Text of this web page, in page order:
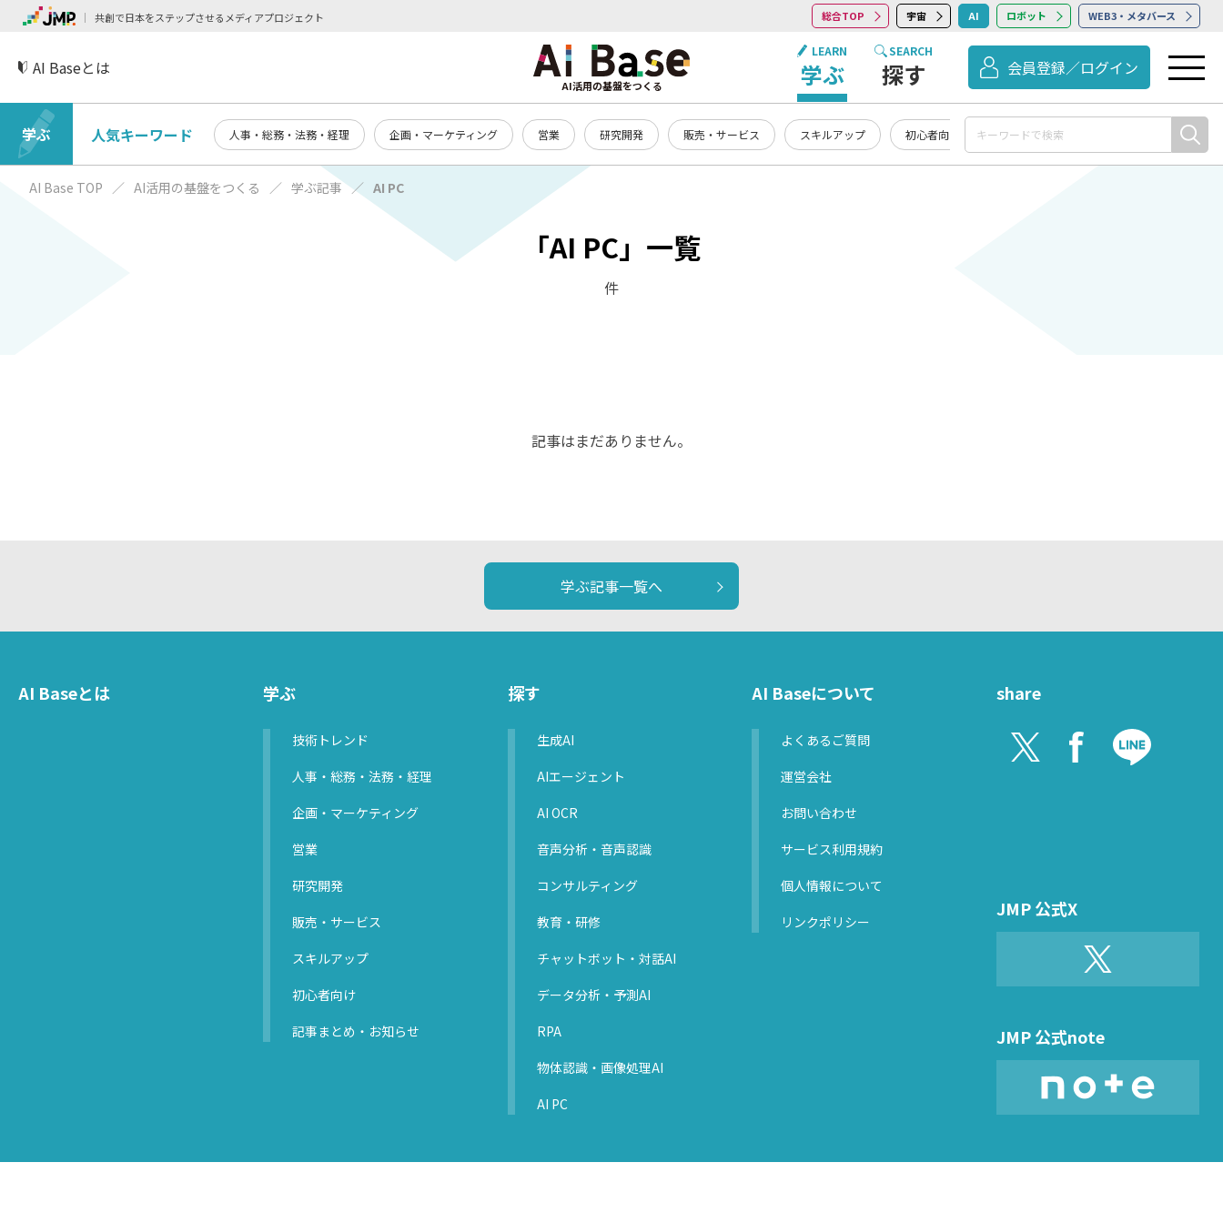
共創で日本をステップさせるメディアプロジェクト 総合TOP 宇宙 AI ロボット WEB3・メタバース
AI活用の基盤をつくる
AI Baseとは
LEARN
学ぶ
SEARCH
探す 会員登録／ログイン
学ぶ 人気キーワード 人事・総務・法務・経理 企画・マーケティング 営業 研究開発 販売・サービス スキルアップ 初心者向け 記事まとめ・お知らせ
AI Base TOP AI活用の基盤をつくる 学ぶ記事 AI PC
「AI PC」一覧
件
記事はまだありません。
学ぶ記事一覧へ
AI Baseとは 学ぶ
技術トレンド
人事・総務・法務・経理
企画・マーケティング
営業
研究開発
販売・サービス
スキルアップ
初心者向け
記事まとめ・お知らせ
探す
生成AI
AIエージェント
AI OCR
音声分析・音声認識
コンサルティング
教育・研修
チャットボット・対話AI
データ分析・予測AI
RPA
物体認識・画像処理AI
AI PC
AI Baseについて
よくあるご質問
運営会社
お問い合わせ
サービス利用規約
個人情報について
リンクポリシー
share
JMP 公式X
JMP 公式note